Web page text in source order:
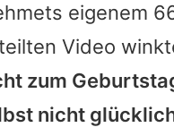
eigenem
Video
zum
nicht